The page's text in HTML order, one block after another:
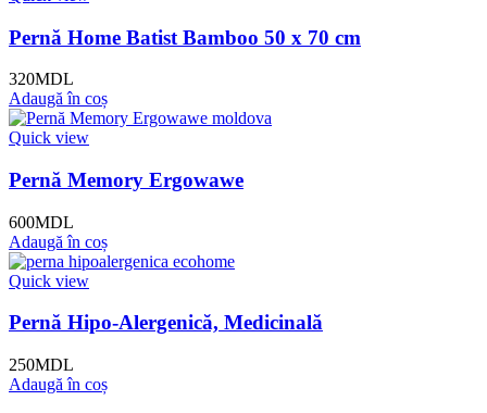
Pernă Home Batist Bamboo 50 x 70 cm
320MDL
Adaugă în coș
Quick view
Pernă Memory Ergowawe
600MDL
Adaugă în coș
Quick view
Pernă Hipo-Alergenică, Medicinală
250MDL
Adaugă în coș